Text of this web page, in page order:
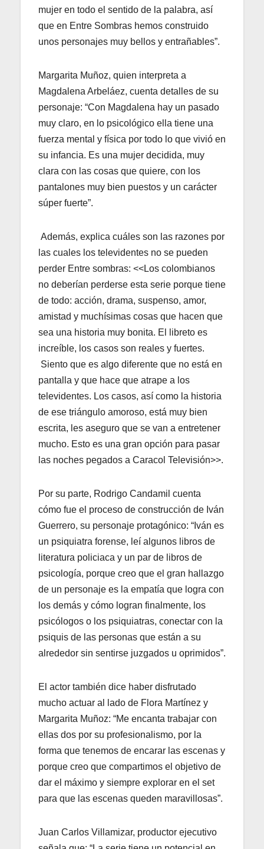
mujer en todo el sentido de la palabra, así
que en Entre Sombras hemos construido
unos personajes muy bellos y entrañables”.
Margarita Muñoz, quien interpreta a
Magdalena Arbeláez, cuenta detalles de su
personaje: “Con Magdalena hay un pasado
muy claro, en lo psicológico ella tiene una
fuerza mental y física por todo lo que vivió en
su infancia. Es una mujer decidida, muy
clara con las cosas que quiere, con los
pantalones muy bien puestos y un carácter
súper fuerte”.
Además, explica cuáles son las razones por
las cuales los televidentes no se pueden
perder Entre sombras: <<Los colombianos
no deberían perderse esta serie porque tiene
de todo: acción, drama, suspenso, amor,
amistad y muchísimas cosas que hacen que
sea una historia muy bonita. El libreto es
increíble, los casos son reales y fuertes.
Siento que es algo diferente que no está en
pantalla y que hace que atrape a los
televidentes. Los casos, así como la historia
de ese triángulo amoroso, está muy bien
escrita, les aseguro que se van a entretener
mucho. Esto es una gran opción para pasar
las noches pegados a Caracol Televisión>>.
Por su parte, Rodrigo Candamil cuenta
cómo fue el proceso de construcción de Iván
Guerrero, su personaje protagónico: “Iván es
un psiquiatra forense, leí algunos libros de
literatura policiaca y un par de libros de
psicología, porque creo que el gran hallazgo
de un personaje es la empatía que logra con
los demás y cómo logran finalmente, los
psicólogos o los psiquiatras, conectar con la
psiquis de las personas que están a su
alrededor sin sentirse juzgados u oprimidos”.
El actor también dice haber disfrutado
mucho actuar al lado de Flora Martínez y
Margarita Muñoz: “Me encanta trabajar con
ellas dos por su profesionalismo, por la
forma que tenemos de encarar las escenas y
porque creo que compartimos el objetivo de
dar el máximo y siempre explorar en el set
para que las escenas queden maravillosas”.
Juan Carlos Villamizar, productor ejecutivo